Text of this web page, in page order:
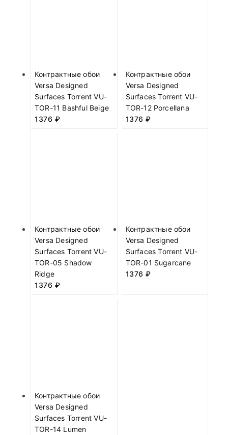
Контрактные обои
Versa Designed
Surfaces Torrent VU-
TOR-11 Bashful Beige
1376 ₽
Контрактные обои
Versa Designed
Surfaces Torrent VU-
TOR-12 Porcellana
1376 ₽
Контрактные обои
Versa Designed
Surfaces Torrent VU-
TOR-05 Shadow
Ridge
1376 ₽
Контрактные обои
Versa Designed
Surfaces Torrent VU-
TOR-01 Sugarcane
1376 ₽
Контрактные обои
Versa Designed
Surfaces Torrent VU-
TOR-14 Lumen